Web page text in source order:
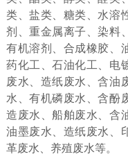
类、盐类、糖类、水溶
剂、重金属离子、染料
有机溶剂、合成橡胶、
药化工、石油化工、电
废水、造纸废水、含油
水、有机磷废水、含酚
造废水、船舶废水、含
油墨废水、造纸废水、
革废水、养殖废水等。